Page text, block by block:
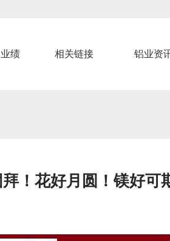
业绩 相关链接 铝业资
！花好月圆！镁好可